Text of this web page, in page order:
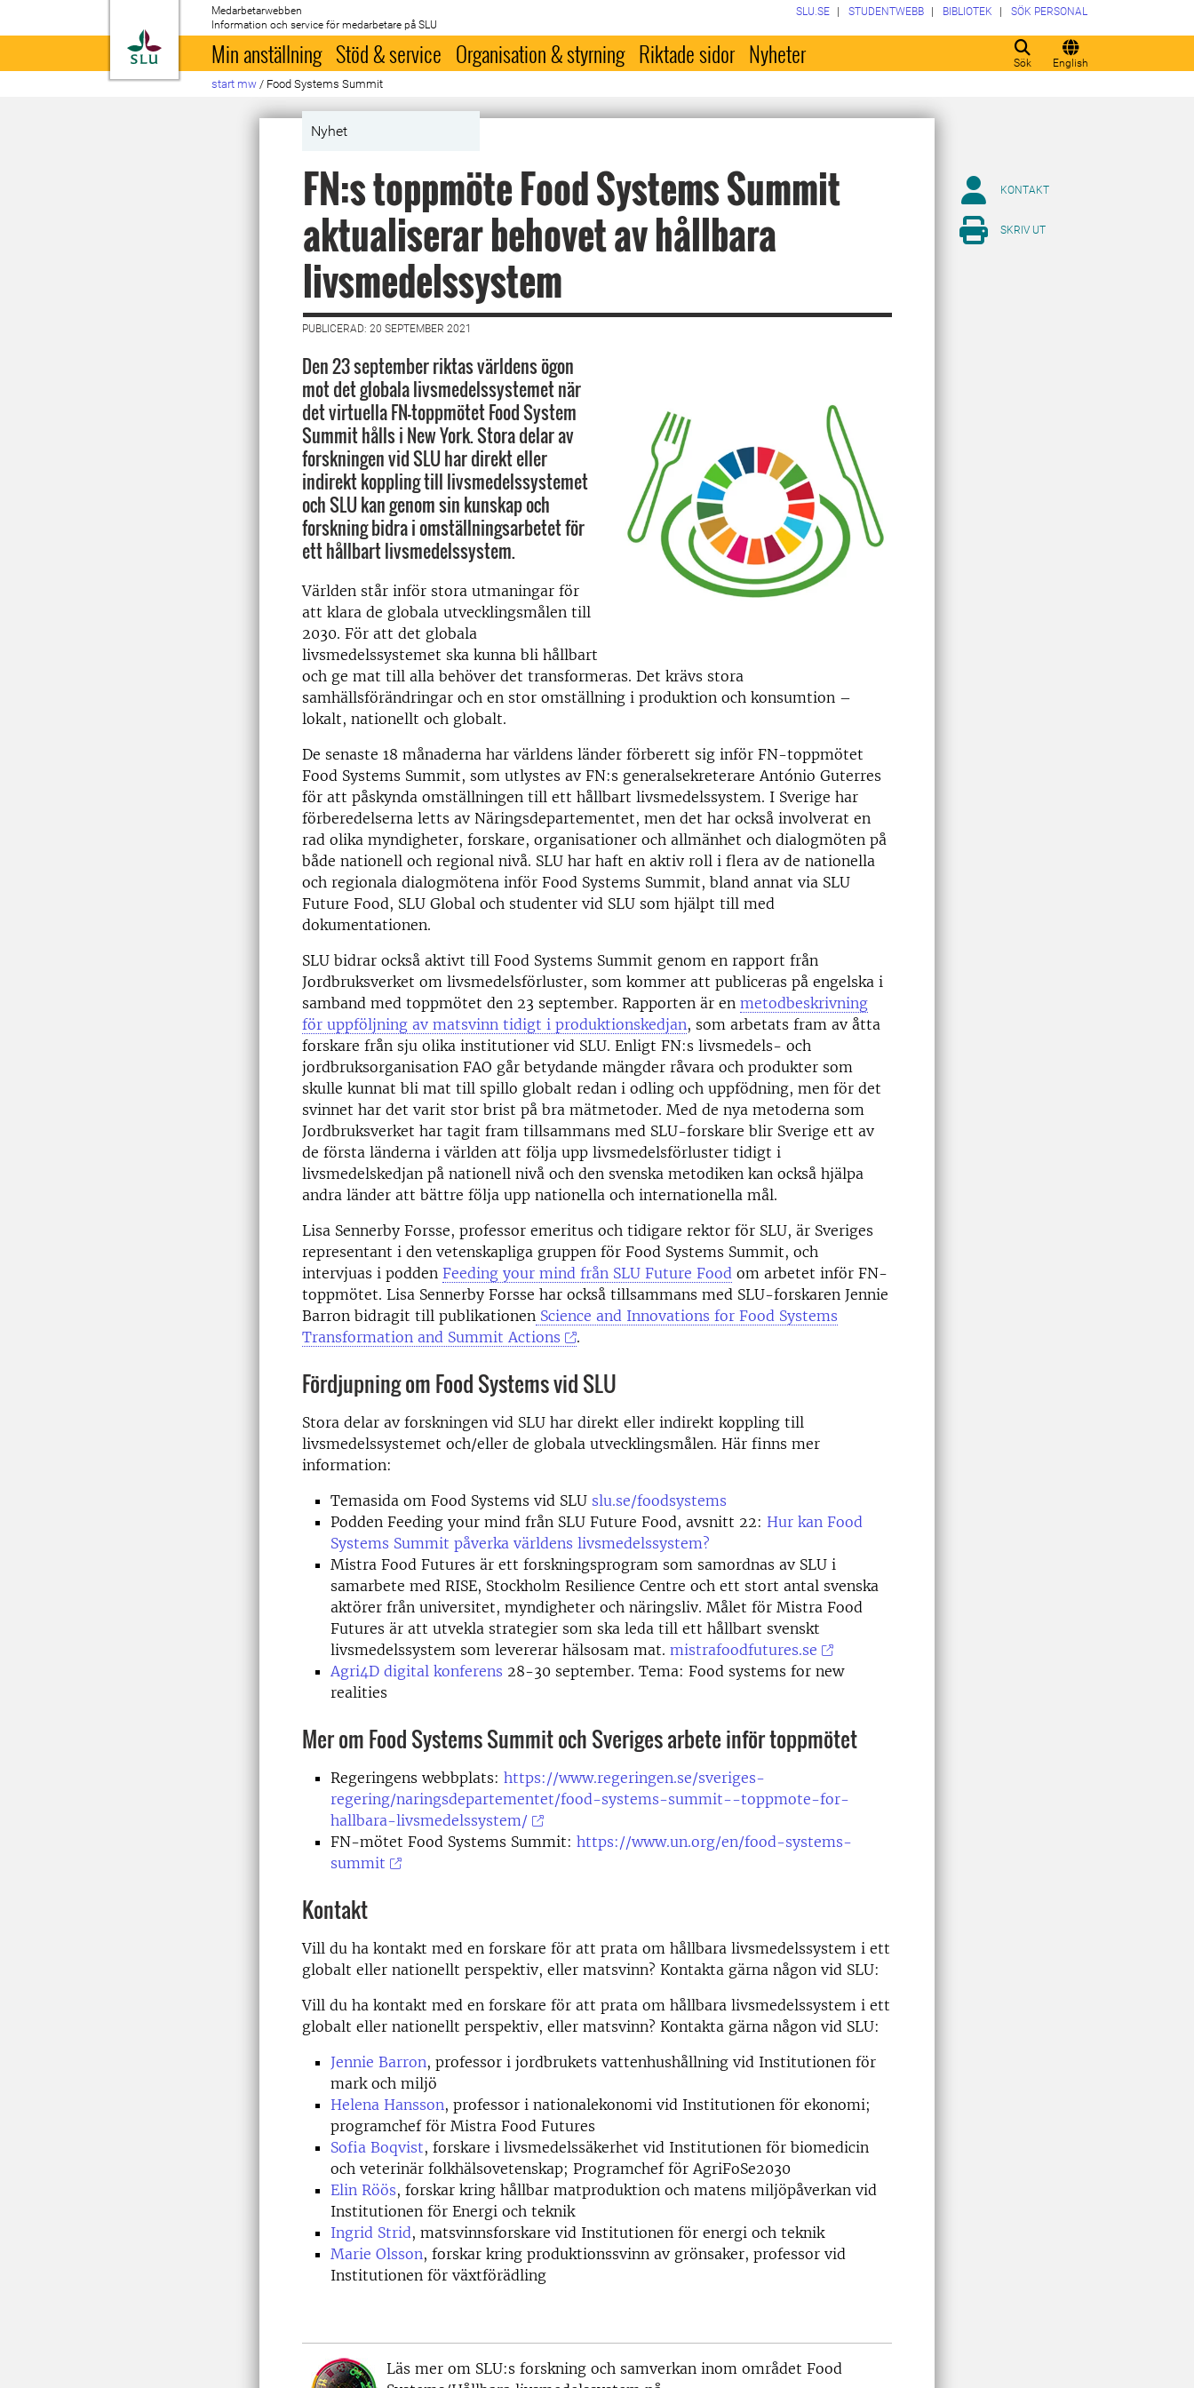
Till startsida
Medarbetarwebben
Information och service för medarbetare på SLU
Sök English
SLU.SE STUDENTWEBB BIBLIOTEK SÖK PERSONAL
Min anställning Stöd & service Organisation & styrning Riktade sidor Nyheter
start mw / Food Systems Summit
Nyhet
FN:s toppmöte Food Systems Summit
aktualiserar behovet av hållbara
livsmedelssystem
PUBLICERAD: 20 SEPTEMBER 2021
Den 23 september riktas världens ögon
mot det globala livsmedelssystemet när
det virtuella FN-toppmötet Food System
Summit hålls i New York. Stora delar av
forskningen vid SLU har direkt eller
indirekt koppling till livsmedelssystemet
och SLU kan genom sin kunskap och
forskning bidra i omställningsarbetet för
ett hållbart livsmedelssystem.
Världen står inför stora utmaningar för
att klara de globala utvecklingsmålen till
2030. För att det globala
livsmedelssystemet ska kunna bli hållbart
och ge mat till alla behöver det transformeras. Det krävs stora
samhällsförändringar och en stor omställning i produktion och konsumtion –
lokalt, nationellt och globalt.
De senaste 18 månaderna har världens länder förberett sig inför FN-toppmötet
Food Systems Summit, som utlystes av FN:s generalsekreterare António Guterres
för att påskynda omställningen till ett hållbart livsmedelssystem. I Sverige har
förberedelserna letts av Näringsdepartementet, men det har också involverat en
rad olika myndigheter, forskare, organisationer och allmänhet och dialogmöten på
både nationell och regional nivå. SLU har haft en aktiv roll i flera av de nationella
och regionala dialogmötena inför Food Systems Summit, bland annat via SLU
Future Food, SLU Global och studenter vid SLU som hjälpt till med
dokumentationen.
SLU bidrar också aktivt till Food Systems Summit genom en rapport från
Jordbruksverket om livsmedelsförluster, som kommer att publiceras på engelska i
samband med toppmötet den 23 september. Rapporten är en metodbeskrivning
för uppföljning av matsvinn tidigt i produktionskedjan, som arbetats fram av åtta
forskare från sju olika institutioner vid SLU. Enligt FN:s livsmedels- och
jordbruksorganisation FAO går betydande mängder råvara och produkter som
skulle kunnat bli mat till spillo globalt redan i odling och uppfödning, men för det
svinnet har det varit stor brist på bra mätmetoder. Med de nya metoderna som
Jordbruksverket har tagit fram tillsammans med SLU-forskare blir Sverige ett av
de första länderna i världen att följa upp livsmedelsförluster tidigt i
livsmedelskedjan på nationell nivå och den svenska metodiken kan också hjälpa
andra länder att bättre följa upp nationella och internationella mål.
Lisa Sennerby Forsse, professor emeritus och tidigare rektor för SLU, är Sveriges
representant i den vetenskapliga gruppen för Food Systems Summit, och
intervjuas i podden Feeding your mind från SLU Future Food om arbetet inför FN-
toppmötet. Lisa Sennerby Forsse har också tillsammans med SLU-forskaren Jennie
Barron bidragit till publikationen Science and Innovations for Food Systems
Transformation and Summit Actions
.
Fördjupning om Food Systems vid SLU
Stora delar av forskningen vid SLU har direkt eller indirekt koppling till
livsmedelssystemet och/eller de globala utvecklingsmålen. Här finns mer
information:
Temasida om Food Systems vid SLU slu.se/foodsystems
Podden Feeding your mind från SLU Future Food, avsnitt 22: Hur kan Food
Systems Summit påverka världens livsmedelssystem?
Mistra Food Futures är ett forskningsprogram som samordnas av SLU i
samarbete med RISE, Stockholm Resilience Centre och ett stort antal svenska
aktörer från universitet, myndigheter och näringsliv. Målet för Mistra Food
Futures är att utvekla strategier som ska leda till ett hållbart svenskt
livsmedelssystem som levererar hälsosam mat. mistrafoodfutures.se
Agri4D digital konferens 28-30 september. Tema: Food systems for new
realities
Mer om Food Systems Summit och Sveriges arbete inför toppmötet
Regeringens webbplats: https://www.regeringen.se/sveriges-
regering/naringsdepartementet/food-systems-summit--toppmote-for-
hallbara-livsmedelssystem/
FN-mötet Food Systems Summit: https://www.un.org/en/food-systems-
summit
Kontakt
Vill du ha kontakt med en forskare för att prata om hållbara livsmedelssystem i ett
globalt eller nationellt perspektiv, eller matsvinn? Kontakta gärna någon vid SLU:
Vill du ha kontakt med en forskare för att prata om hållbara livsmedelssystem i ett
globalt eller nationellt perspektiv, eller matsvinn? Kontakta gärna någon vid SLU:
Jennie Barron, professor i jordbrukets vattenhushållning vid Institutionen för
mark och miljö
Helena Hansson, professor i nationalekonomi vid Institutionen för ekonomi;
programchef för Mistra Food Futures
Sofia Boqvist, forskare i livsmedelssäkerhet vid Institutionen för biomedicin
och veterinär folkhälsovetenskap; Programchef för AgriFoSe2030
Elin Röös, forskar kring hållbar matproduktion och matens miljöpåverkan vid
Institutionen för Energi och teknik
Ingrid Strid, matsvinnsforskare vid Institutionen för energi och teknik
Marie Olsson, forskar kring produktionssvinn av grönsaker, professor vid
Institutionen för växtförädling
Läs mer om SLU:s forskning och samverkan inom området Food
KONTAKT
SKRIV UT